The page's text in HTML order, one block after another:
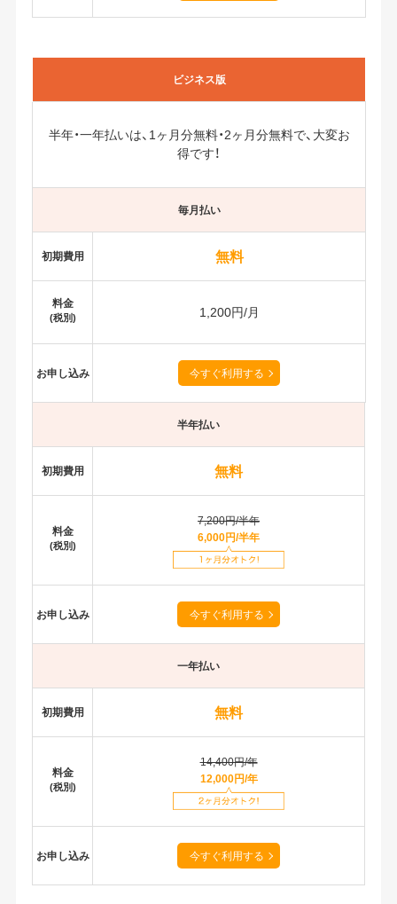
ビジネス版
半年・一年払いは、1ヶ月分無料・2ヶ月分無料で、大変お
得です！
毎月払い
初期費用 無料
料金
(税別) 1,200円/月
お申し込み 今すぐ利用する
半年払い
初期費用 無料
料金
(税別)
7,200円/半年
6,000円/半年
お申し込み 今すぐ利用する
一年払い
初期費用 無料
料金
(税別)
14,400円/年
12,000円/年
お申し込み 今すぐ利用する